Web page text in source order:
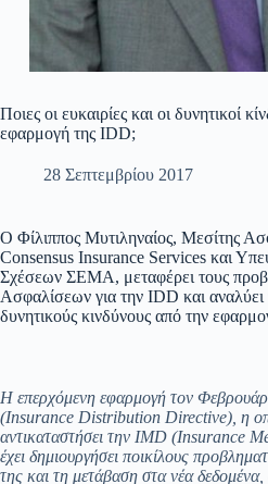
Ποιες οι ευκαιρίες και οι δυνητικοί
εφαρμογή της IDD;
28 Σεπτεμβρίου 2017
Ο Φίλιππος Μυτιληναίος, Μεσίτης
Consensus Insurance Services και
Σχέσεων ΣΕΜΑ, μεταφέρει τους
Ασφαλίσεων για την IDD και αναλύει
δυνητικούς κινδύνους από την
Η επερχόμενη εφαρμογή τον
(Insurance Distribution Directive), η
αντικαταστήσει την IMD (Insurance
έχει δημιουργήσει ποικίλους
της και τη μετάβαση στα νέα